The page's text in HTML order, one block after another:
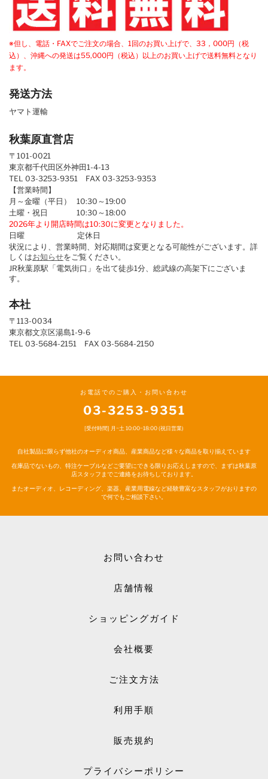
※但し、電話・FAXでご注文の場合、1回のお買い上げで、33，000円（税
込）、沖縄への発送は55,000円（税込）以上のお買い上げで送料無料となり
ます。
発送方法
ヤマト運輸
秋葉原直営店
〒101-0021
東京都千代田区外神田1-4-13
TEL 03-3253-9351 FAX 03-3253-9353
【営業時間】
月～金曜（平日） 10:30～19:00
土曜・祝日 10:30～18:00
2026年より開店時間は10:30に変更となりました。
日曜 定休日
状況により、営業時間、対応期間は変更となる可能性がございます。詳
しくはお知らせをご覧ください。
JR秋葉原駅「電気街口」を出て徒歩1分、総武線の高架下にございま
す。
本社
〒113-0034
東京都文京区湯島1-9-6
TEL 03-5684-2151 FAX 03-5684-2150
お電話でのご購入・お問い合わせ
03-3253-9351
[受付時間] 月~土 10:00~18:00 (祝日営業)
自社製品に限らず他社のオーディオ商品、産業商品など様々な商品を取り揃えています
在庫品でないもの、特注ケーブルなどご要望にできる限りお応えしますので、まずは秋葉原
店スタッフまでご連絡をお待ちしております。
またオーディオ、レコーディング、楽器、産業用電線など経験豊富なスタッフがおりますの
で何でもご相談下さい。
お問い合わせ
店舗情報
ショッピングガイド
会社概要
ご注文方法
利用手順
販売規約
プライバシーポリシー